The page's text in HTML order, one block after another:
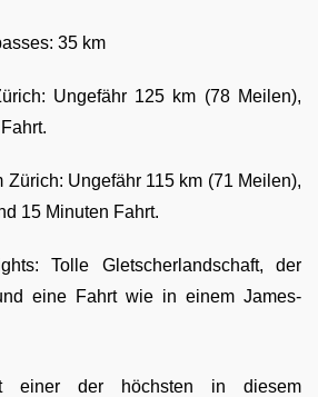
35 km
Ungefähr 125 km (78 Meilen),
Zürich: Ungefähr 115 km (71 Meilen),
15 Minuten Fahrt.
Tolle Gletscherlandschaft, der
eine Fahrt wie in einem James-
einer der höchsten in diesem